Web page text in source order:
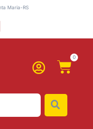
Maria-RS
0